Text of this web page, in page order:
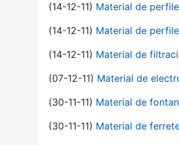
(14-12-11) Material de
(14-12-11) Material de
(14-12-11) Material de
(07-12-11) Material de
(30-11-11) Material de
(30-11-11) Material de